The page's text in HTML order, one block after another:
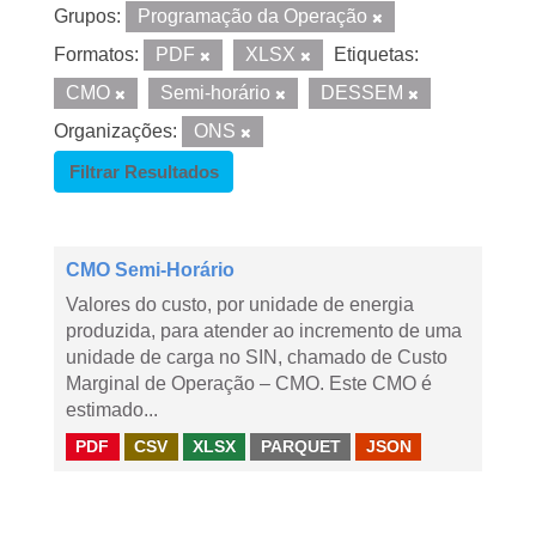
Grupos:
Programação da Operação
Formatos:
PDF XLSX
Etiquetas:
CMO
Semi-horário
DESSEM
Organizações:
ONS
Filtrar Resultados
CMO Semi-Horário
Valores do custo, por unidade de energia
produzida, para atender ao incremento de uma
unidade de carga no SIN, chamado de Custo
Marginal de Operação – CMO. Este CMO é
estimado...
PDF CSV XLSX PARQUET JSON